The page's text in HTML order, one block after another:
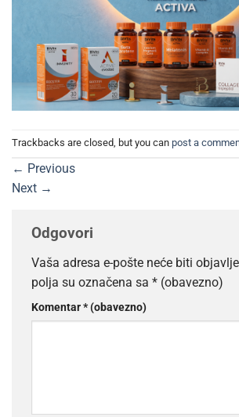
Trackbacks are closed, but you can post a
← Previous
Next →
Odgovori
Vaša adresa e-pošte neće biti
polja su označena sa * (obavezno)
Komentar* (obavezno)